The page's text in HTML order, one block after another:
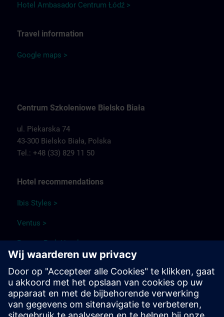
Hotel Ambasador Centrum Łódź >
Travel information
Google maps >
Centrum Szkoleniowe Bielsko Biała
ul. Piekarska 74
43-300 Bielsko Biała, Polska
Tel.: +48 (33) 829 11 50
Hotel recommendations
Ibis Styles >
Ventus >
Papuga Park Hotel >
Qubus Hotel >
Park Hotel Diament Bielsko-Biała >
Travel information